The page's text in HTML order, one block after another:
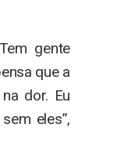
gente
que a
dor. Eu
eles”,